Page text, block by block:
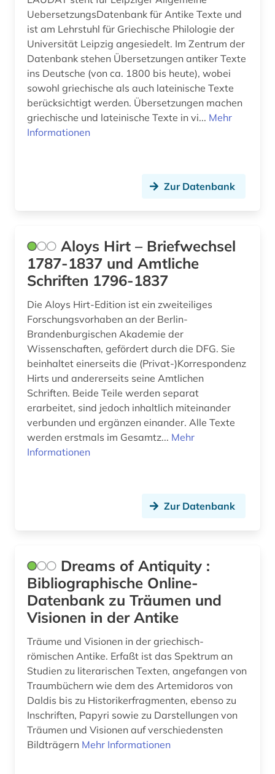
UebersetzungsDatenbank für Antike Texte und
ist am Lehrstuhl für Griechische Philologie der
Universität Leipzig angesiedelt. Im Zentrum der
Datenbank stehen Übersetzungen antiker Texte
ins Deutsche (von ca. 1800 bis heute), wobei
sowohl griechische als auch lateinische Texte
berücksichtigt werden. Übersetzungen machen
griechische und lateinische Texte in vi... Mehr
Informationen
Zur Datenbank
Aloys Hirt – Briefwechsel
1787-1837 und Amtliche
Schriften 1796-1837
Die Aloys Hirt-Edition ist ein zweiteiliges
Forschungsvorhaben an der Berlin-
Brandenburgischen Akademie der
Wissenschaften, gefördert durch die DFG. Sie
beinhaltet einerseits die (Privat-)Korrespondenz
Hirts und andererseits seine Amtlichen
Schriften. Beide Teile werden separat
erarbeitet, sind jedoch inhaltlich miteinander
verbunden und ergänzen einander. Alle Texte
werden erstmals im Gesamtz... Mehr
Informationen
Zur Datenbank
Dreams of Antiquity :
Bibliographische Online-
Datenbank zu Träumen und
Visionen in der Antike
Träume und Visionen in der griechisch-
römischen Antike. Erfaßt ist das Spektrum an
Studien zu literarischen Texten, angefangen von
Traumbüchern wie dem des Artemidoros von
Daldis bis zu Historikerfragmenten, ebenso zu
Inschriften, Papyri sowie zu Darstellungen von
Träumen und Visionen auf verschiedensten
Bildträgern Mehr Informationen